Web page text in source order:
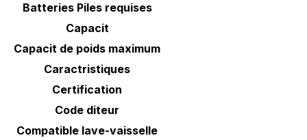
Batteries Piles requises
Capacit
Capacit de poids maximum
Caractristiques
Certification
Code diteur
Compatible lave-vaisselle